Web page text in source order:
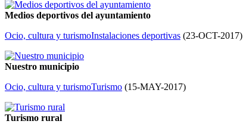
Medios deportivos del ayuntamiento
Ocio, cultura y turismoInstalaciones deportivas (23-OCT-2017)
Nuestro municipio
Ocio, cultura y turismoTurismo (15-MAY-2017)
Turismo rural